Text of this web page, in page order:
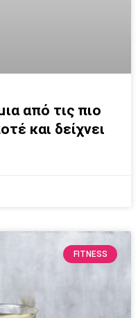
από τις πιο
και δείχνει
FITNESS